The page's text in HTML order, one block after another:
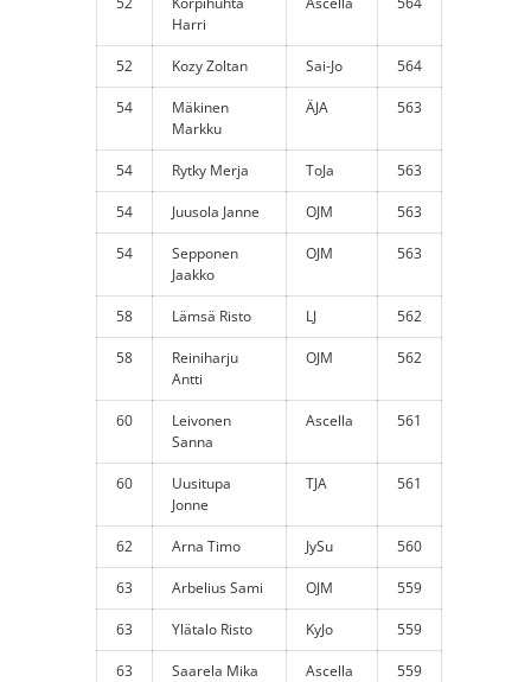
Harri
52 Kozy Zoltan Sai-Jo 564
54
Mäkinen
Markku
ÄJA 563
54 Rytky Merja ToJa 563
54 Juusola Janne OJM 563
54
Sepponen
Jaakko
OJM 563
58 Lämsä Risto LJ 562
58
Reiniharju
Antti
OJM 562
60
Leivonen
Sanna
Ascella 561
60
Uusitupa
Jonne
TJA 561
62 Arna Timo JySu 560
63 Arbelius Sami OJM 559
63 Ylätalo Risto KyJo 559
63 Saarela Mika Ascella 559